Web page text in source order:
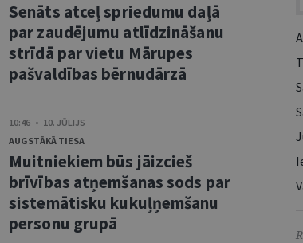
Senāts atceļ spriedumu daļā
par zaudējumu atlīdzināšanu
strīdā par vietu Mārupes
pašvaldības bērnudārzā
10:46 • 10. JŪLIJS
AUGSTĀKĀ TIESA
Muitniekiem būs jāizcieš
brīvības atņemšanas sods par
sistemātisku kukuļņemšanu
personu grupā